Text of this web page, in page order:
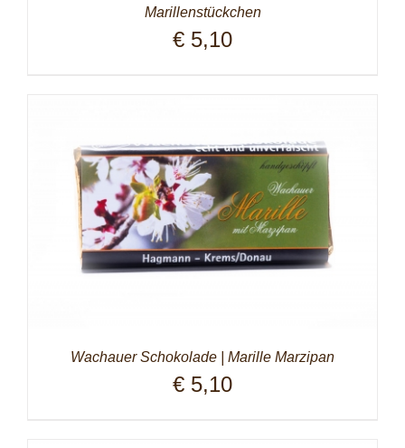
Marillenstückchen
€ 5,10
Wachauer Schokolade | Marille Marzipan
€ 5,10